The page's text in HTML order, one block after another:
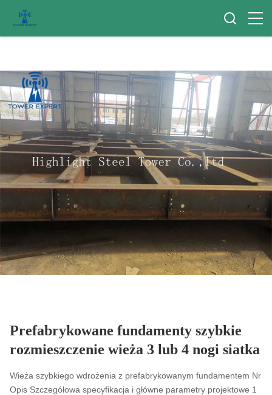
Prefabrykowane fundamenty szybkie
rozmieszczenie wieża 3 lub 4 nogi siatka
Wieża szybkiego wdrożenia z prefabrykowanym fundamentem Nr
Opis Szczegółowa specyfikacja i główne parametry projektowe 1